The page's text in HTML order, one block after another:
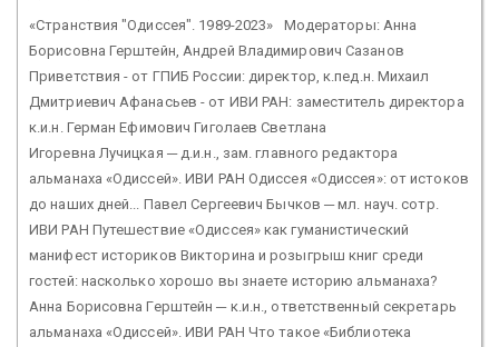
«Странствия "Одиссея". 1989-2023» Модераторы: Анна
Борисовна Герштейн, Андрей Владимирович Сазанов
Приветствия - от ГПИБ России: директор, к.пед.н. Михаил
Дмитриевич Афанасьев - от ИВИ РАН: заместитель директора
к.и.н. Герман Ефимович Гиголаев Светлана
Игоревна Лучицкая ─ д.и.н., зам. главного редактора
альманаха «Одиссей». ИВИ РАН Одиссея «Одиссея»: от истоков
до наших дней... Павел Сергеевич Бычков ─ мл. науч. сотр.
ИВИ РАН Путешествие «Одиссея» как гуманистический
манифест историков Викторина и розыгрыш книг среди
гостей: насколько хорошо вы знаете историю альманаха?
Анна Борисовна Герштейн ─ к.и.н., ответственный секретарь
альманаха «Одиссей». ИВИ РАН Что такое «Библиотека